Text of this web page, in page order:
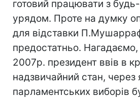
готовий працювати з
урядом. Проте на думку
для відставки
предостатньо. Нагадаємо,
2007р. президент ввів в
надзвичайний стан, через
парламентських виборів